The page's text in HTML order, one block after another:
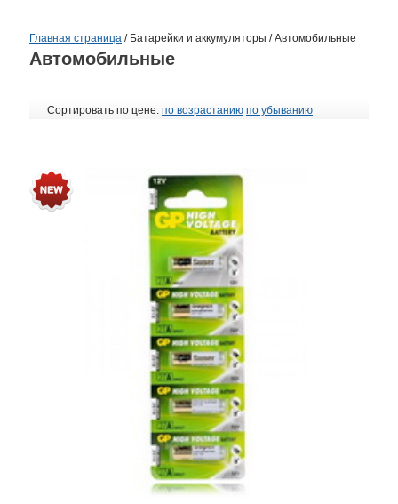
Главная страница / Батарейки и аккумуляторы /Автомобильные
Автомобильные
Сортировать по цене: по возрастанию по убыванию